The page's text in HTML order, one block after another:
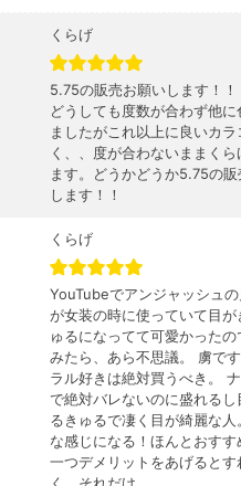
くらげ
5.75の販売お願いします！！
どうしても度数が合わず他に
ましたがこれ以上に良いカラ
く、、度が合わないままくら
ます。どうかどうか5.75の
します！！
くらげ
YouTubeでアンジャッシュ
が女装の時に使っていて目が
ゅるになってて可愛かったの
みたら、あら不思議。 虜で
ラル好きは絶対買うべき。
で絶対バレないのに盛れるし
るきゅるで凄く目が綺麗な人
な感じになる！ほんとおすす
一つデメリットをあげるとす